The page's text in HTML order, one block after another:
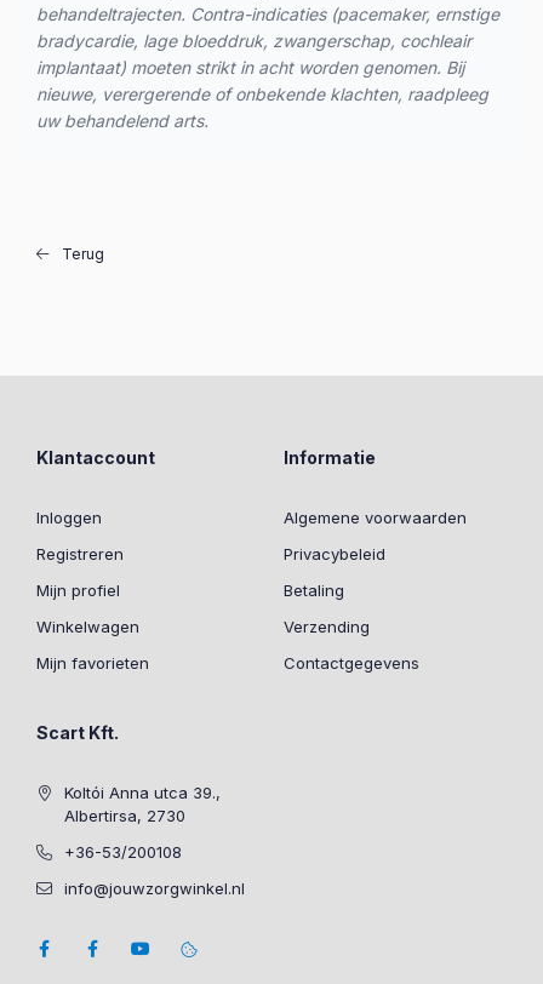
behandeltrajecten. Contra-indicaties (pacemaker, ernstige
bradycardie, lage bloeddruk, zwangerschap, cochleair
implantaat) moeten strikt in acht worden genomen. Bij
nieuwe, verergerende of onbekende klachten, raadpleeg
uw behandelend arts.
Terug
Klantaccount
Inloggen
Registreren
Mijn profiel
Winkelwagen
Mijn favorieten
Informatie
Algemene voorwaarden
Privacybeleid
Betaling
Verzending
Contactgegevens
Scart Kft.
Koltói Anna utca 39.,
Albertirsa, 2730
+36-53/200108
info@jouwzorgwinkel.nl